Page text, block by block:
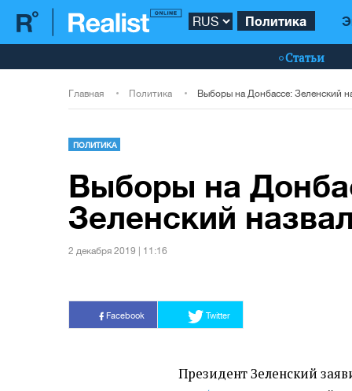
Политика
Статьи
Главная Политика
ПОЛИТИКА
Выборы на
Зеленский
2 декабря 2019 | 11:16
Facebook Twitter
Президент Зеленский